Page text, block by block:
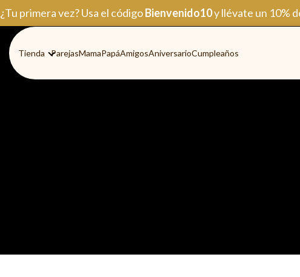
Ir
al
contenido
¿Tu primera vez? Usa el códigoBienvenido10y llévate un 10%
Tienda ParejasMamaPapáAmigosAniversarioCumpleaños